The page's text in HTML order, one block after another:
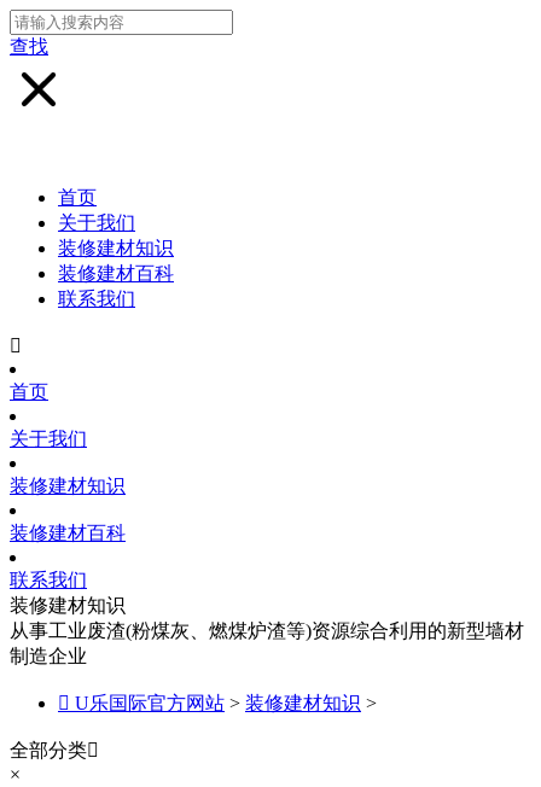
查找
首页
关于我们
装修建材知识
装修建材百科
联系我们

首页
关于我们
装修建材知识
装修建材百科
联系我们
装修建材知识
从事工业废渣(粉煤灰、燃煤炉渣等)资源综合利用的新型墙材
制造企业
 U乐国际官方网站 > 装修建材知识 >
全部分类
×